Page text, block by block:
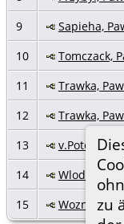
zu
9
Sapieha,
10
Tomczack,
11
Trawka,
12
Trawka,
13
v.Potocki,
14
15
Wozniak,